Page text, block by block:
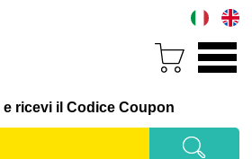
e ricevi il Codice Coupon